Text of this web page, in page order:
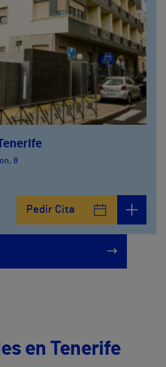
8
Pedir Cita
en Tenerife